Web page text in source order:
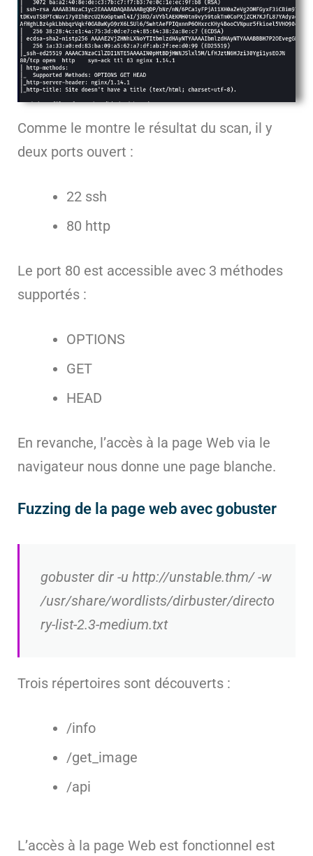
Comme le montre le résultat du scan, il y
deux ports ouvert :
22 ssh
80 http
Le port 80 est accessible avec 3 méthodes
supportés :
OPTIONS
GET
HEAD
En revanche, l’accès à la page Web via le
navigateur nous donne une page blanche.
Fuzzing de la page web avec gobuster
gobuster dir -u http://unstable.thm/ -w
/usr/share/wordlists/dirbuster/directo
ry-list-2.3-medium.txt
Trois répertoires sont découverts :
/info
/get_image
/api
L’accès à la page Web est fonctionnel est